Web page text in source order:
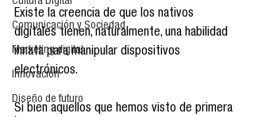
Comunicación y Sociedad
Marketing digital
Innovación
Diseño de futuro
Existe la creencia de que los nativos
digitales tienen, naturalmente, una habilidad
innata para manipular dispositivos
electrónicos.
Si bien aquellos que hemos visto de primera